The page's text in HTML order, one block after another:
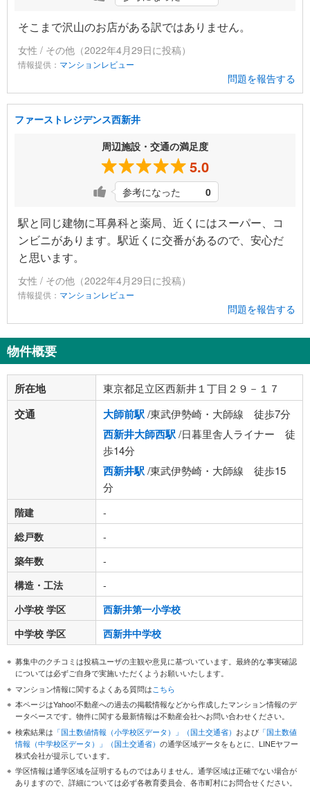
そこまで沢山のお店がある訳ではありません。
女性 / その他（2022年4月29日に投稿）
情報提供： マンションレビュー
問題を報告する
ファーストレジデンス西新井
周辺施設・交通の満足度
5.0
参考になった 0
駅と同じ建物に耳鼻科と薬局、近くにはスーパー、コ
ンビニがあります。駅近くに交番があるので、安心だ
と思います。
女性 / その他（2022年4月29日に投稿）
情報提供： マンションレビュー
問題を報告する
物件概要
所在地 東京都足立区西新井１丁目２９－１７
交通 大師前駅/東武伊勢崎・大師線 徒歩7分
西新井大師西駅/日暮里舎人ライナー 徒
歩14分
西新井駅/東武伊勢崎・大師線 徒歩15
分
階建
-
総戸数
-
築年数
-
構造・工法
-
小学校 学区
西新井第一小学校
中学校 学区
西新井中学校
募集中のクチコミは投稿ユーザの主観や意見に基づいています。最終的な事実確認
については必ずご自身で実施いただくようお願いいたします。
マンション情報に関するよくある質問はこちら
本ページはYahoo!不動産への過去の掲載情報などから作成したマンション情報のデ
ータベースです。物件に関する最新情報は不動産会社へお問い合わせください。
検索結果は 「国土数値情報（小学校区データ）」（国土交通省） および 「国土数値
情報（中学校区データ）」（国土交通省） の通学区域データをもとに、LINEヤフー
株式会社が提示しています。
学区情報は通学区域を証明するものではありません。通学区域は正確でない場合が
ありますので、詳細については必ず各教育委員会、各市町村にお問合せください。